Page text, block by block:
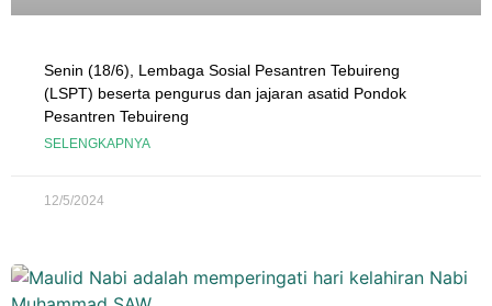
Senin (18/6), Lembaga Sosial Pesantren Tebuireng
(LSPT) beserta pengurus dan jajaran asatid Pondok
Pesantren Tebuireng
SELENGKAPNYA
12/5/2024